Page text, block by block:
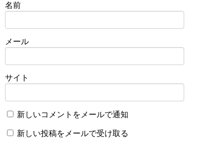
名前
メール
サイト
新しいコメントをメールで通知
新しい投稿をメールで受け取る